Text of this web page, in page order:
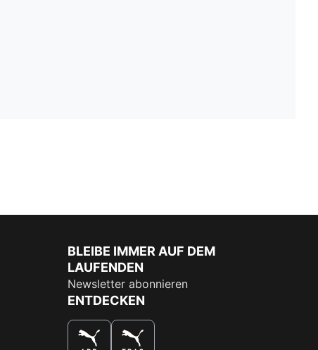
BLEIBE IMMER AUF DEM
LAUFENDEN
Newsletter abonnieren
ENTDECKEN